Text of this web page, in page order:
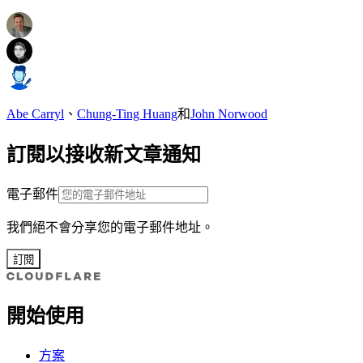
Abe Carryl 、 Chung-Ting Huang和John Norwood
訂閱以接收新文章通知
電子郵件
我們絕不會分享您的電子郵件地址。
訂閱
開始使用
方案